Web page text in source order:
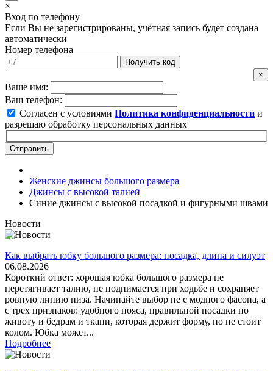
×
Вход по телефону
Если Вы не зарегистрированы, учётная запись будет создана
автоматически
Номер телефона
Получить код
×
Ваше имя:
Ваш телефон:
Согласен с условиями Политика конфиденциальности и
разрешаю обработку персональных данных
Отправить
Женские джинсы большого размера
Джинсы с высокой талией
Синие джинсы с высокой посадкой и фигурными швами
Новости
Как выбрать юбку большого размера: посадка, длина и силуэт
06.08.2026
Короткий ответ: хорошая юбка большого размера не
перетягивает талию, не поднимается при ходьбе и сохраняет
ровную линию низа. Начинайте выбор не с модного фасона, а
с трех признаков: удобного пояса, правильной посадки по
животу и бедрам и ткани, которая держит форму, но не стоит
колом. Юбка может...
Подробнее